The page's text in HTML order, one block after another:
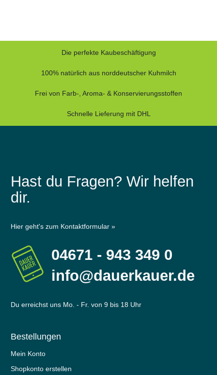
Die perfekte Kaubeschäftigung
100% natürlich aus norddeutscher Kuhmilch
Frei von Farb-, Aroma- & Konservierungsstoffen
Schnelle Lieferung mit DHL
Hast du Fragen? Wir helfen
dir.
Hier geht's zum Kontaktformular »
04671 - 943 349 0
info@dauerkauer.de
Du erreichst uns Mo. - Fr. von 9 bis 18 Uhr
Bestellungen
Mein Konto
Shopkonto erstellen